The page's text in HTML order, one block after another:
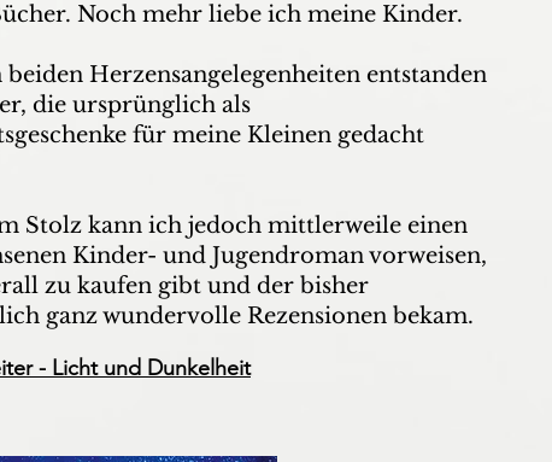
Noch mehr liebe ich meine Kinder.
beiden Herzensangelegenheiten entstanden
die ursprünglich als
für meine Kleinen gedacht
Stolz kann ich jedoch mittlerweile einen
Kinder- und Jugendroman vorweisen,
zu kaufen gibt und der bisher
ganz wundervolle Rezensionen bekam.
- Licht und Dunkelheit